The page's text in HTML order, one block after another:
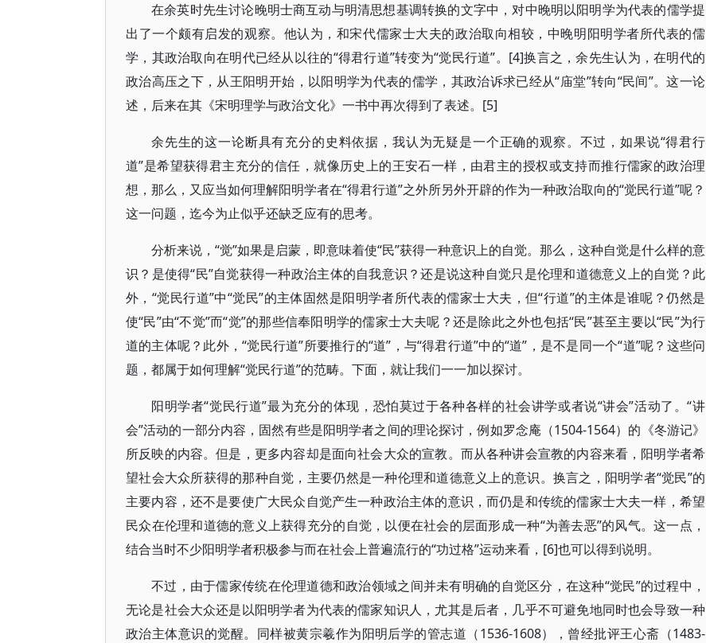
在余英时先生讨论晚明士商互动与明清思想基调转换的文字中，对中晚明以阳明学为代表的儒学提
出了一个颇有启发的观察。他认为，和宋代儒家士大夫的政治取向相较，中晚明阳明学者所代表的儒
学，其政治取向在明代已经从以往的“得君行道”转变为“觉民行道”。[4]换言之，余先生认为，在明代的
政治高压之下，从王阳明开始，以阳明学为代表的儒学，其政治诉求已经从“庙堂”转向“民间”。这一论
述，后来在其《宋明理学与政治文化》一书中再次得到了表述。[5]
余先生的这一论断具有充分的史料依据，我认为无疑是一个正确的观察。不过，如果说“得君行
道”是希望获得君主充分的信任，就像历史上的王安石一样，由君主的授权或支持而推行儒家的政治理
想，那么，又应当如何理解阳明学者在“得君行道”之外所另外开辟的作为一种政治取向的“觉民行道”呢？
这一问题，迄今为止似乎还缺乏应有的思考。
分析来说，“觉”如果是启蒙，即意味着使“民”获得一种意识上的自觉。那么，这种自觉是什么样的意
识？是使得“民”自觉获得一种政治主体的自我意识？还是说这种自觉只是伦理和道德意义上的自觉？此
外，“觉民行道”中“觉民”的主体固然是阳明学者所代表的儒家士大夫，但“行道”的主体是谁呢？仍然是
使“民”由“不觉”而“觉”的那些信奉阳明学的儒家士大夫呢？还是除此之外也包括“民”甚至主要以“民”为行
道的主体呢？此外，“觉民行道”所要推行的“道”，与“得君行道”中的“道”，是不是同一个“道”呢？这些问
题，都属于如何理解“觉民行道”的范畴。下面，就让我们一一加以探讨。
阳明学者“觉民行道”最为充分的体现，恐怕莫过于各种各样的社会讲学或者说“讲会”活动了。“讲
会”活动的一部分内容，固然有些是阳明学者之间的理论探讨，例如罗念庵（1504-1564）的《冬游记》
所反映的内容。但是，更多内容却是面向社会大众的宣教。而从各种讲会宣教的内容来看，阳明学者希
望社会大众所获得的那种自觉，主要仍然是一种伦理和道德意义上的意识。换言之，阳明学者“觉民”的
主要内容，还不是要使广大民众自觉产生一种政治主体的意识，而仍是和传统的儒家士大夫一样，希望
民众在伦理和道德的意义上获得充分的自觉，以便在社会的层面形成一种“为善去恶”的风气。这一点，
结合当时不少阳明学者积极参与而在社会上普遍流行的“功过格”运动来看，[6]也可以得到说明。
不过，由于儒家传统在伦理道德和政治领域之间并未有明确的自觉区分，在这种“觉民”的过程中，
无论是社会大众还是以阳明学者为代表的儒家知识人，尤其是后者，几乎不可避免地同时也会导致一种
政治主体意识的觉醒。同样被黄宗羲作为阳明后学的管志道（1536-1608），曾经批评王心斋（1483-